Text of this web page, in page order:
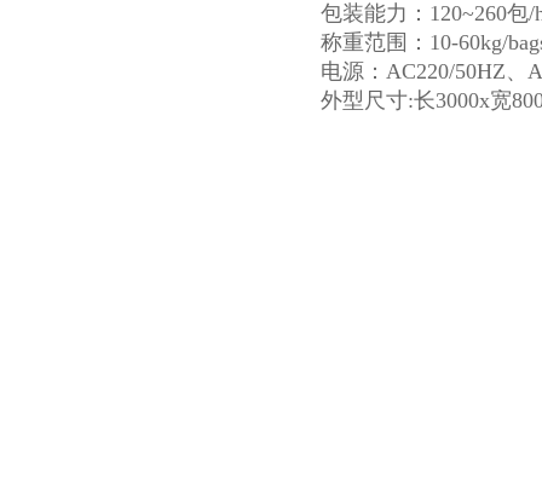
包装能力：120~260包/
称重范围：10-60kg/
电源：AC220/50HZ、
外型尺寸:长3000x宽